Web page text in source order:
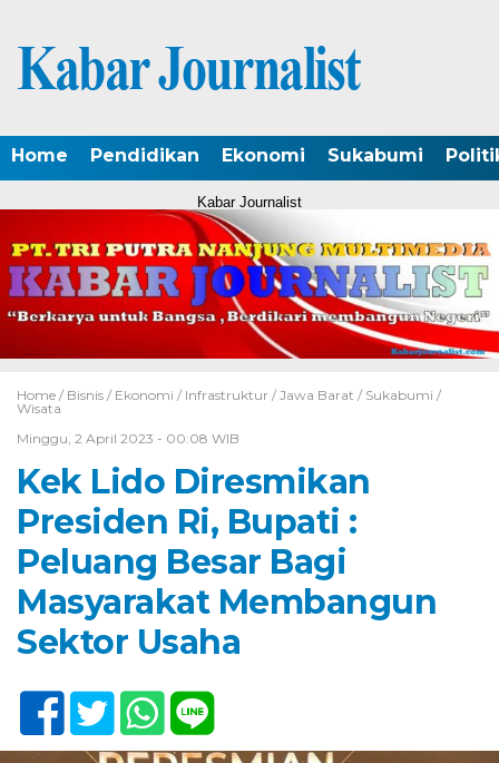
Home Pendidikan Ekonomi Sukabumi
Kabar Journalist
Home / Bisnis / Ekonomi / Infrastruktur / Jawa Barat / Sukabumi /
Wisata
Minggu, 2 April 2023 - 00:08 WIB
Kek Lido Diresmikan
Presiden Ri, Bupati :
Peluang Besar Bagi
Masyarakat Membangun
Sektor Usaha